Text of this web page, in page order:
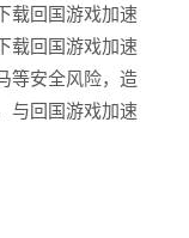
载回国游戏加速
载回国游戏加速
等安全风险，造
与回国游戏加速